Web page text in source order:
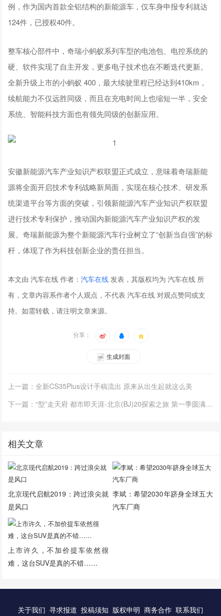
例，作为国内首款全铝结构的新能源车，仅车身申报专利就达
124件，已授权40件。
整车核心部件中，奇瑞小蚂蚁系列车型的电池包、电控系统的
硬、软件实现了自主开发，更多电子技术也在不断迭代更新。
全新升级上市的小蚂蚁 400，最大续驶里程已经达到410km，
续航能力不仅远胜同级，而且在充电时间上也缩短一半，安全
系统、智能科技方面也有领先同级的创新应用。
安徽新能源汽车产业知识产权联盟正式成立，意味着奇瑞新能
源将全面开启技术专利战略新局面，实现在核心技术、研发系
统渠道平台等方面的突破，引领新能源汽车产业知识产权联盟
进行技术专利保护，推动国内新能源汽车产业知识产权的发
展。奇瑞新能源为整个新能源汽车行业树立了“创新当自强”的标
杆，体现了作为科技创新企业的责任担当。
本文由 汽车在线 作者：汽车在线 发表，其版权均为 汽车在线 所
有，文章内容系作者个人观点，不代表 汽车在线 对观点赞同或支
持。如需转载，请注明文章来源。
分享：
生成封面
上一篇：全新CS35Plus设计手稿流出 原来从出生起就这么美
下一篇：“型”走天府 都市即天涯-北京(BJ)20探索之旅 第一季圆满收官
相关文章
北京现代启航2019：跨过浪尖就
是风口
李斌：希望2030年跻身全球五大
汽车厂商
上市许久，不加价提车依然很
难，这台SUV是真的不错……
关于我们 寻求报道 投稿须知 版权申明 商务合作 联系我们